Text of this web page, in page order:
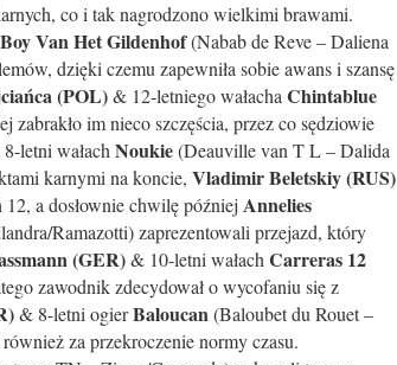
co i tak nagrodzono wielkimi brawami.
Van Het Gildenhof(Nabab de Reve – Daliena
dzięki czemu zapewniła sobie awans i szansę
(POL)& 12-letniego wałacha Chintablue
im nieco szczęścia, przez co sędziowie
letni wałach Noukie(Deauville van T L – Dalida
karnymi na koncie, Vladimir Beletskiy (RUS)
a dosłownie chwilę później Annelies
Ramazotti) zaprezentowali przejazd, który
(GER)& 10-letni wałach Carreras 12
zawodnik zdecydował o wycofaniu się z
& 8-letni ogierBaloucan(Baloubet du Rouet –
za przekroczenie normy czasu.